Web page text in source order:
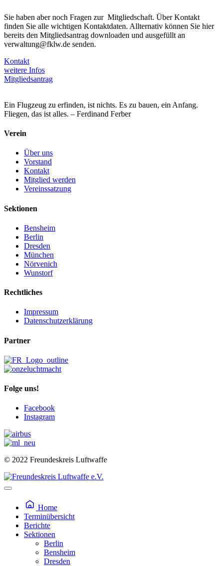
Sie haben aber noch Fragen zur Mitgliedschaft. Über Kontakt
finden Sie alle wichtigen Kontaktdaten. Allternativ können Sie hier
bereits den Mitgliedsantrag downloaden und ausgefüllt an
verwaltung@fklw.de senden.
Kontakt
weitere Infos
Mitgliedsantrag
Ein Flugzeug zu erfinden, ist nichts. Es zu bauen, ein Anfang.
Fliegen, das ist alles. – Ferdinand Ferber
Verein
Über uns
Vorstand
Kontakt
Mitglied werden
Vereinssatzung
Sektionen
Bensheim
Berlin
Dresden
München
Nörvenich
Wunstorf
Rechtliches
Impressum
Datenschutzerklärung
Partner
Folge uns!
Facebook
Instagram
© 2022 Freundeskreis Luftwaffe
Home
Terminübersicht
Berichte
Sektionen
Berlin
Bensheim
Dresden